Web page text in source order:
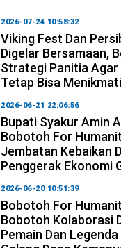
2026-07-24 10:58:32
Viking Fest Dan
Digelar Bersamaan,
Strategi Panitia
Tetap Bisa
2026-06-21 22:06:56
Bupati Syakur Amin
Bobotoh For
Jembatan Kebaikan
Penggerak Ekonomi
2026-06-20 10:51:39
Bobotoh For
Bobotoh Kolaborasi
Pemain Dan